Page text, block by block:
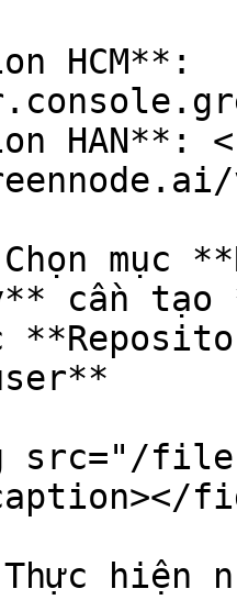
HCM**:
HAN**:
mục
cần
files/
hiện